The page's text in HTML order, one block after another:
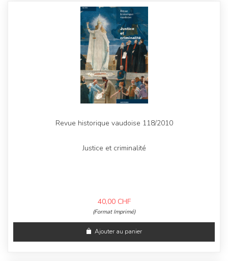
Revue historique vaudoise 118/2010
Justice et criminalité
40,00 CHF
(Format Imprimé)
Ajouter au panier